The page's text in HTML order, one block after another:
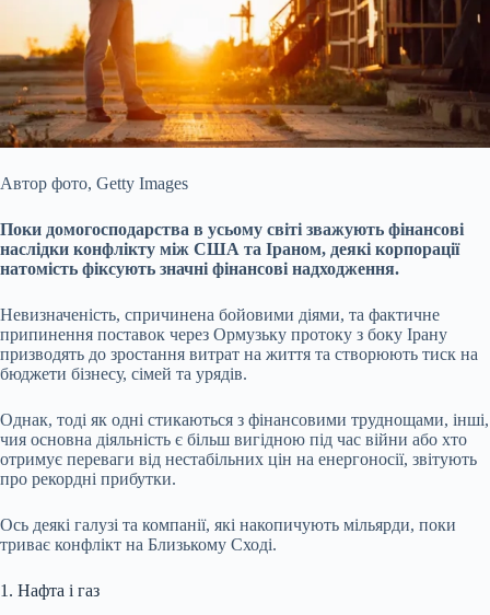
Автор фото, Getty Images
Поки домогосподарства в усьому світі зважують фінансові
наслідки конфлікту між США та Іраном, деякі корпорації
натомість фіксують значні фінансові надходження.
Невизначеність, спричинена бойовими діями, та фактичне
припинення поставок через Ормузьку протоку з боку Ірану
призводять до зростання витрат на життя та створюють тиск на
бюджети бізнесу, сімей та урядів.
Однак, тоді як одні стикаються з фінансовими труднощами, інші,
чия основна діяльність є більш вигідною під час війни або хто
отримує переваги від нестабільних цін на енергоносії, звітують
про рекордні прибутки.
Ось деякі галузі та компанії, які накопичують мільярди, поки
триває конфлікт на Близькому Сході.
1. Нафта і газ